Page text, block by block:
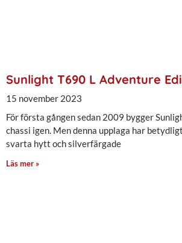
Sunlight T690 L Adventure
15 november 2023
För första gången sedan 2009 bygger
chassi igen. Men denna upplaga har
svarta hytt och silverfärgade
Läs mer »